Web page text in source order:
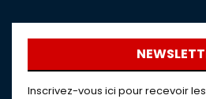
Inscrivez-vous ici pour recevoir